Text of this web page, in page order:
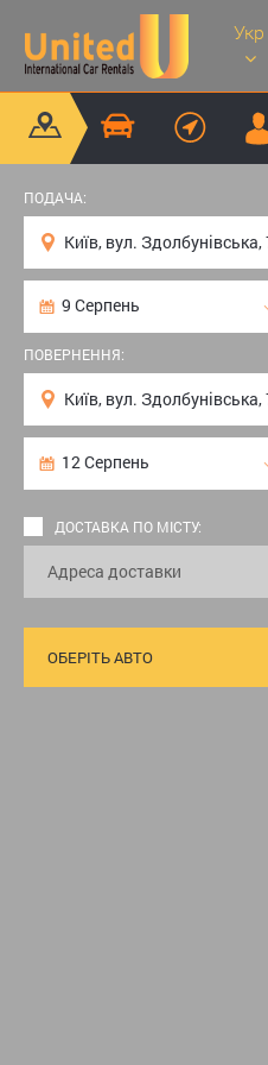
Укр
ПОДАЧА:
ПОВЕРНЕННЯ:
ДОСТАВКА ПО МІСТУ: